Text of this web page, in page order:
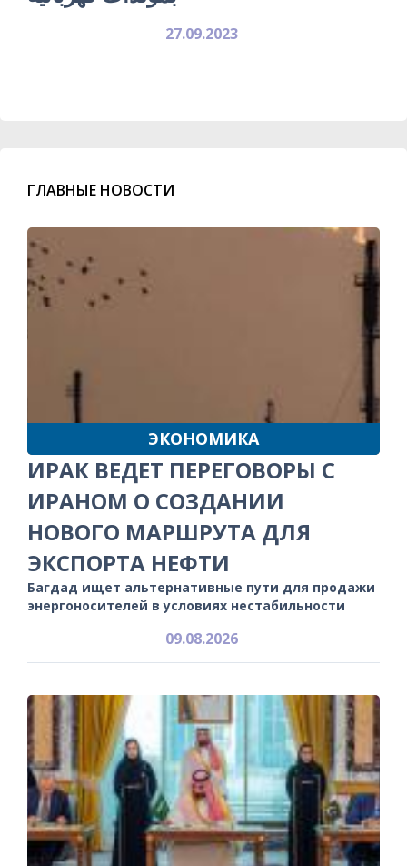
27.09.2023
ГЛАВНЫЕ НОВОСТИ
ЭКОНОМИКА
ИРАК ВЕДЕТ ПЕРЕГОВОРЫ С
ИРАНОМ О СОЗДАНИИ
НОВОГО МАРШРУТА ДЛЯ
ЭКСПОРТА НЕФТИ
Багдад ищет альтернативные пути для продажи
энергоносителей в условиях нестабильности
09.08.2026